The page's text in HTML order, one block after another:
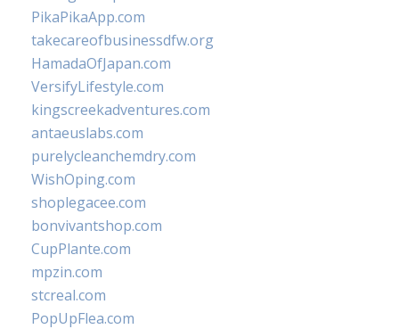
PikaPikaApp.com
takecareofbusinessdfw.org
HamadaOfJapan.com
VersifyLifestyle.com
kingscreekadventures.com
antaeuslabs.com
purelycleanchemdry.com
WishOping.com
shoplegacee.com
bonvivantshop.com
CupPlante.com
mpzin.com
stcreal.com
PopUpFlea.com